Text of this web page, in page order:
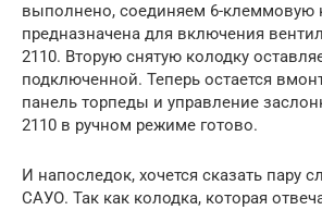
выполнено, соединяем 6-клеммовую
предназначена для включения
2110. Вторую снятую колодку
подключенной. Теперь остается
панель торпеды и управление
2110 в ручном режиме готово.
И напоследок, хочется сказать пару
САУО. Так как колодка, которая